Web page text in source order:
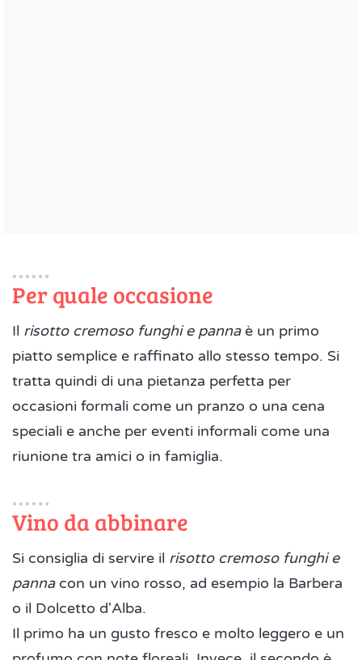
Per quale occasione
Il risotto cremoso funghi e pannaè un primo
piatto semplice e raffinato allo stesso tempo. Si
tratta quindi di una pietanza perfetta per
occasioni formali come un pranzo o una cena
speciali e anche per eventi informali come una
riunione tra amici o in famiglia.
Vino da abbinare
Si consiglia di servire il risotto cremoso funghi e
panna con un vino rosso, ad esempio la Barbera
o il Dolcetto d'Alba.
Il primo ha un gusto fresco e molto leggero e un